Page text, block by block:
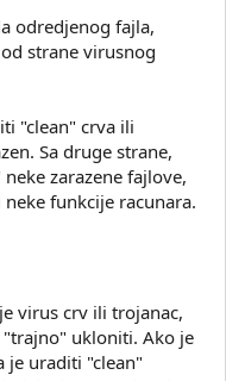
odredjenog fajla,
strane virusnog
"clean" crva ili
Sa druge strane,
zarazene fajlove,
funkcije racunara.
virus crv ili trojanac,
ukloniti. Ako je
je uraditi "clean"